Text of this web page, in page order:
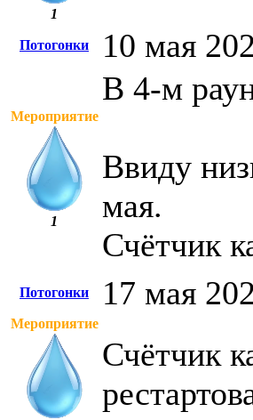
1
Потогонки 10 мая
Мероприятие
1
В 4-м
Ввиду
мая.
Счётчик
Потогонки 17 мая
Мероприятие
Счётчик